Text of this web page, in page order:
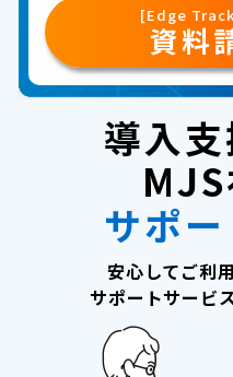
[Edge
資料
導入
サポー
安心してご利
サポートサービ